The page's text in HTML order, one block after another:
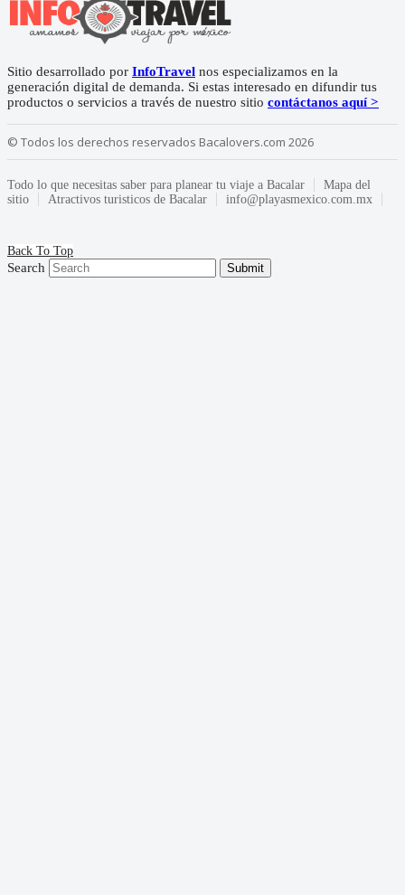
Sitio desarrollado por InfoTravel nos especializamos en la
generación digital de demanda. Si estas interesado en difundir tus
productos o servicios a través de nuestro sitio contáctanos aquí >
© Todos los derechos reservados Bacalovers.com 2026
Todo lo que necesitas saber para planear tu viaje a Bacalar
Mapa del
sitio
Atractivos turisticos de Bacalar info@playasmexico.com.mx
Back To Top
Search Submit